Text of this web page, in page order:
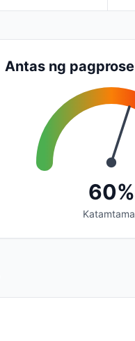
Antas ng
60%